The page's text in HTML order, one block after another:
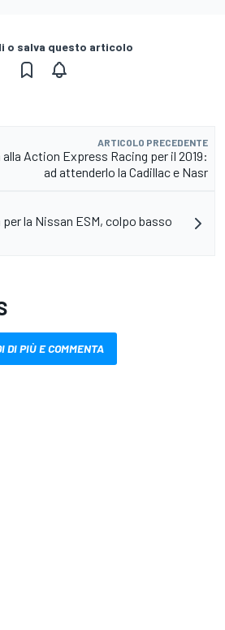
o salva questo articolo
ARTICOLO PRECEDENTE
Action Express Racing per il 2019:
ad attenderlo la Cadillac e Nasr
la Nissan ESM, colpo basso
DI PIÙ E COMMENTA